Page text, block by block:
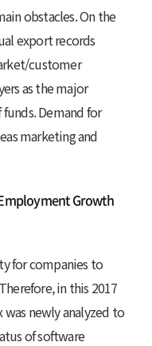
obstacles. On the
export records
customer
as the major
Demand for
marketing and
Growth
for companies to
in this 2017
newly analyzed to
of software